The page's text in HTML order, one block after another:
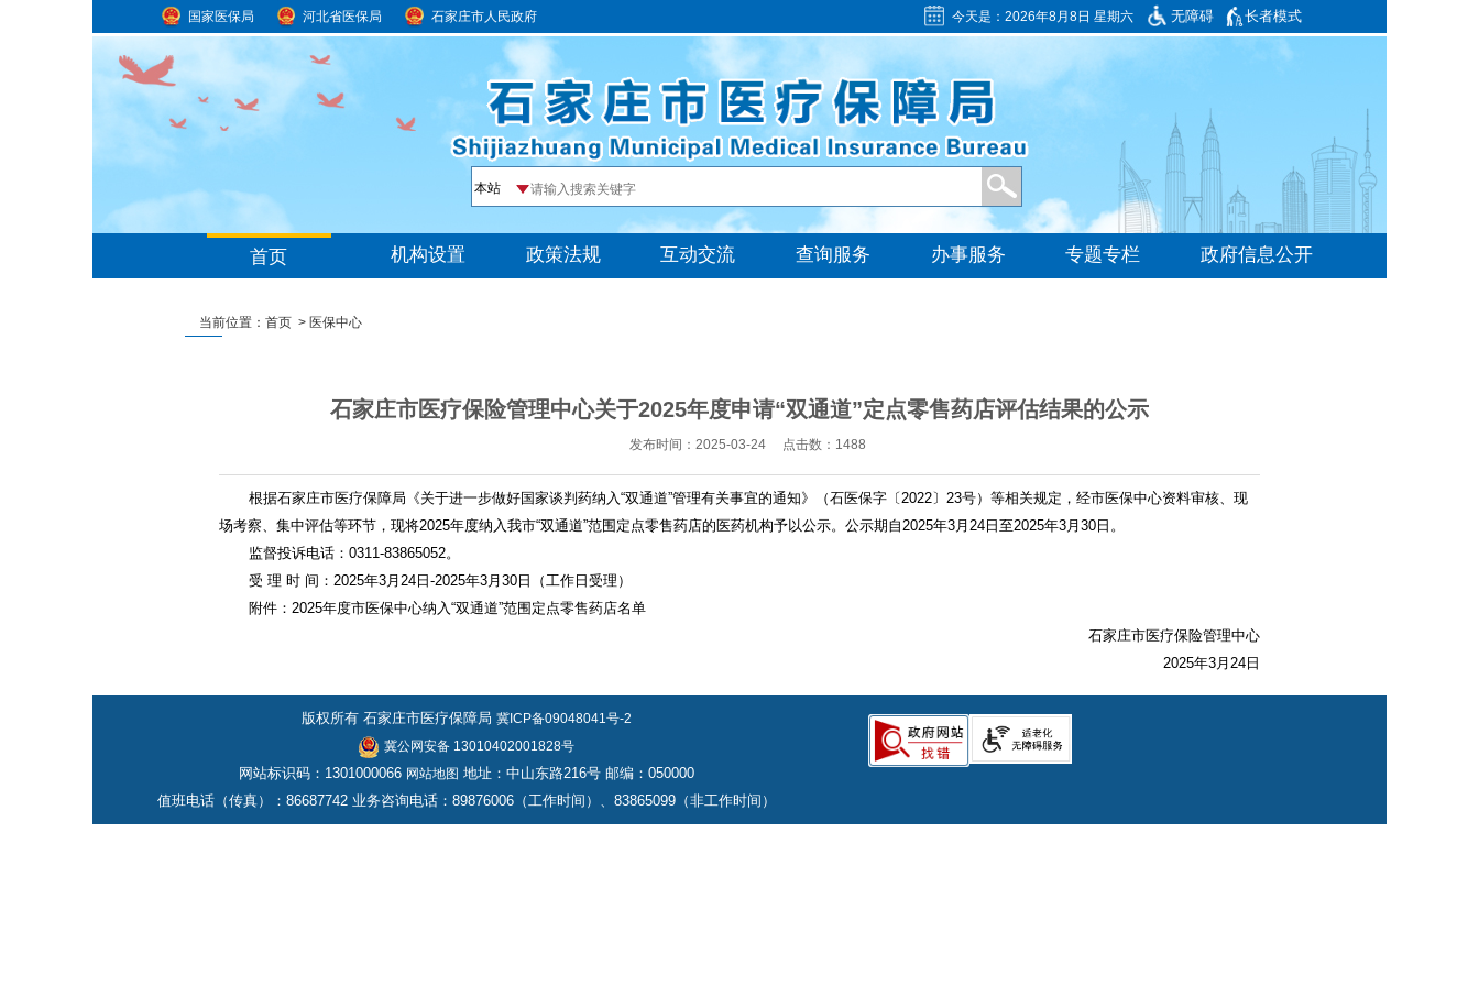
国家医保局 河北省医保局 石家庄市人民政府 今天是：2026年8月8日 星期六 无障碍 长者模式
当前位置： 首页> 医保中心
石家庄市医疗保险管理中心关于2025年度申请“双通道”定点零售药店评估结果的公示
发布时间：2025-03-24 点击数： 1488
根据石家庄市医疗保障局《关于进一步做好国家谈判药纳入“双通道”管理有关事宜的通知》（石医保字〔2022〕23号）等相关规定，经市医保中心资料审核、现
场考察、集中评估等环节，现将2025年度纳入我市“双通道”范围定点零售药店的医药机构予以公示。公示期自2025年3月24日至2025年3月30日。
监督投诉电话：0311-83865052。
受 理 时 间：2025年3月24日-2025年3月30日（工作日受理）
附件：2025年度市医保中心纳入“双通道”范围定点零售药店名单
石家庄市医疗保险管理中心
2025年3月24日